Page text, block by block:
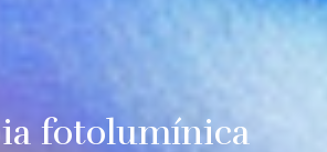
fotolumínica